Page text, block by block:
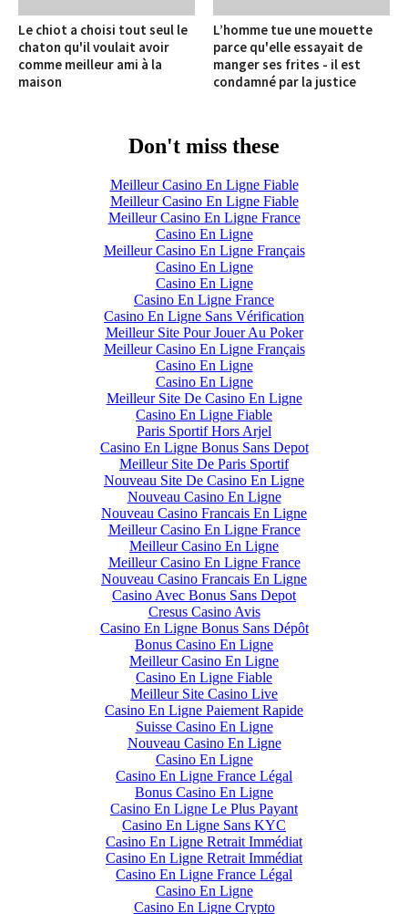
Le chiot a choisi tout seul le
chaton qu'il voulait avoir
comme meilleur ami à la
maison
L’homme tue une mouette
parce qu'elle essayait de
manger ses frites - il est
condamné par la justice
Don't miss these
Meilleur Casino En Ligne Fiable
Meilleur Casino En Ligne Fiable
Meilleur Casino En Ligne France
Casino En Ligne
Meilleur Casino En Ligne Français
Casino En Ligne
Casino En Ligne
Casino En Ligne France
Casino En Ligne Sans Vérification
Meilleur Site Pour Jouer Au Poker
Meilleur Casino En Ligne Français
Casino En Ligne
Casino En Ligne
Meilleur Site De Casino En Ligne
Casino En Ligne Fiable
Paris Sportif Hors Arjel
Casino En Ligne Bonus Sans Depot
Meilleur Site De Paris Sportif
Nouveau Site De Casino En Ligne
Nouveau Casino En Ligne
Nouveau Casino Francais En Ligne
Meilleur Casino En Ligne France
Meilleur Casino En Ligne
Meilleur Casino En Ligne France
Nouveau Casino Francais En Ligne
Casino Avec Bonus Sans Depot
Cresus Casino Avis
Casino En Ligne Bonus Sans Dépôt
Bonus Casino En Ligne
Meilleur Casino En Ligne
Casino En Ligne Fiable
Meilleur Site Casino Live
Casino En Ligne Paiement Rapide
Suisse Casino En Ligne
Nouveau Casino En Ligne
Casino En Ligne
Casino En Ligne France Légal
Bonus Casino En Ligne
Casino En Ligne Le Plus Payant
Casino En Ligne Sans KYC
Casino En Ligne Retrait Immédiat
Casino En Ligne Retrait Immédiat
Casino En Ligne France Légal
Casino En Ligne
Casino En Ligne Crypto